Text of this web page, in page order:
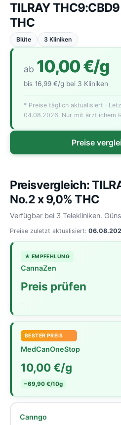
TILRAY
THC
Blüte 3 Kliniken
ab 10,00 €/g
bis 16,99 €/g bei 3 Kliniken
* Preise täglich aktualisiert ·
04.08.2026. Nur mit ärztlichem
Preise
Preisvergleich:
No.2 x 9,0% THC
Verfügbar bei 3 Telekliniken.
Preise zuletzt aktualisiert:
★ EMPFEHLUNG
CannaZen
Preis prüfen
–
BESTER PREIS
MedCanOneStop
10,00 €/g
−69,90 €/10g
Canngo